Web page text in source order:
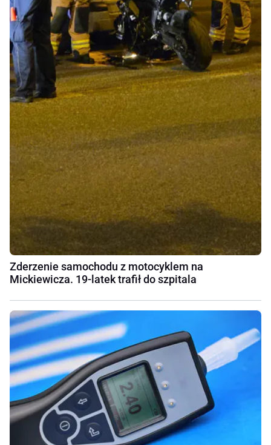
Zderzenie samochodu z motocyklem na
Mickiewicza. 19-latek trafił do szpitala